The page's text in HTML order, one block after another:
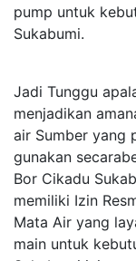
pump untuk
Sukabumi.
Jadi Tunggu
menjadikan
air Sumber yang
gunakan
Bor Cikadu
memiliki Izin
Mata Air yang
main untuk